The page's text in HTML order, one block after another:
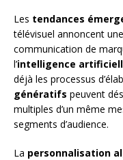
Les tendances
télévisuel annoncent
communication de
l’intelligence
déjà les processus
génératifs peuvent
multiples d’un même
segments d’audience.
La personnalisation